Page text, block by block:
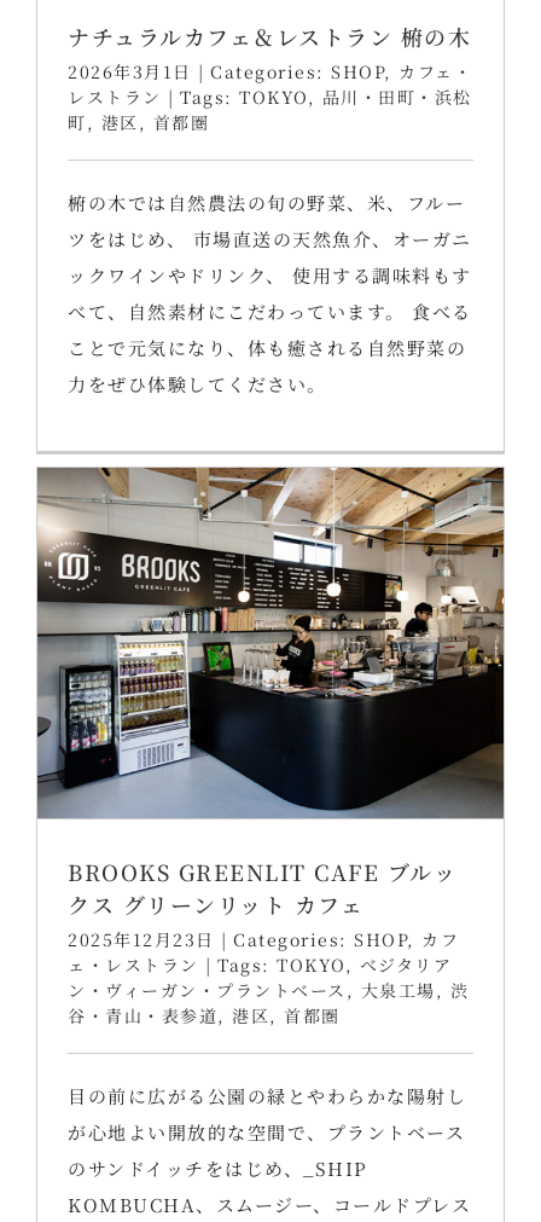
ナチュラルカフェ＆レストラン 椨の木
2026年3月1日 | Categories: SHOP, カフェ・
レストラン | Tags: TOKYO , 品川・田町・浜松
町 , 港区 , 首都圏
椨の木では自然農法の旬の野菜、米、フルー
ツをはじめ、 市場直送の天然魚介、オーガニ
ックワインやドリンク、 使用する調味料もす
べて、自然素材にこだわっています。 食べる
ことで元気になり、体も癒される自然野菜の
力をぜひ体験してください。
BROOKS GREENLIT CAFE ブルッ
クス グリーンリット カフェ
2025年12月23日 | Categories: SHOP, カフ
ェ・レストラン | Tags: TOKYO , ベジタリア
ン・ヴィーガン・プラントベース , 大泉工場 , 渋
谷・青山・表参道, 港区 , 首都圏
目の前に広がる公園の緑とやわらかな陽射し
が心地よい開放的な空間で、プラントベース
のサンドイッチをはじめ、_SHIP
KOMBUCHA、スムージー、コールドプレス